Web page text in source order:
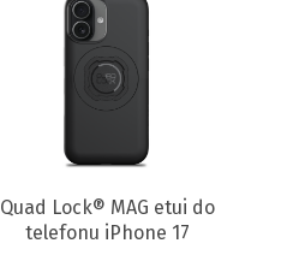
Quad Lock® MAG etui do
telefonu iPhone 17